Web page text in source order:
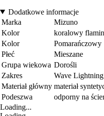
Dodatkowe informacje
Marka
Mizuno
Kolor
koralowy
Kolor
Pomarańczowy
Płeć
Mieszane
Grupa wiekowa Dorośli
Zakres
Wave Lightning
Materiał główny materiał
Podeszwa
odporny na
Loading...